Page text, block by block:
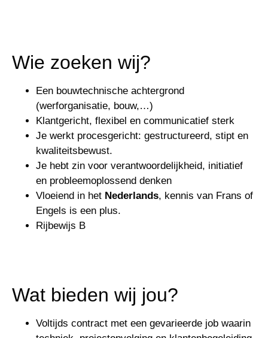
Wie zoeken wij?
Een bouwtechnische achtergrond
(werforganisatie, bouw,…)
Klantgericht, flexibel en communicatief sterk
Je werkt procesgericht: gestructureerd, stipt en
kwaliteitsbewust.
Je hebt zin voor verantwoordelijkheid, initiatief
en probleemoplossend denken
Vloeiend in het Nederlands, kennis van Frans of
Engels is een plus.
Rijbewijs B
Wat bieden wij jou?
Voltijds contract met een gevarieerde job waarin